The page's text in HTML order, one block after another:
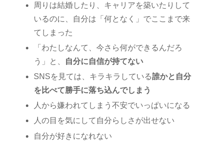
周りは結婚したり、キャリアを築いたりして
いるのに、自分は「何となく」でここまで来
てしまった
「わたしなんて、今さら何ができるんだろ
う」と、
自分に自信が持てない
SNSを見ては、キラキラしている誰かと自分
を比べて勝手に落ち込んでしまう
人から嫌われてしまう不安でいっぱいになる
人の目を気にして自分らしさが出せない
自分が好きになれない